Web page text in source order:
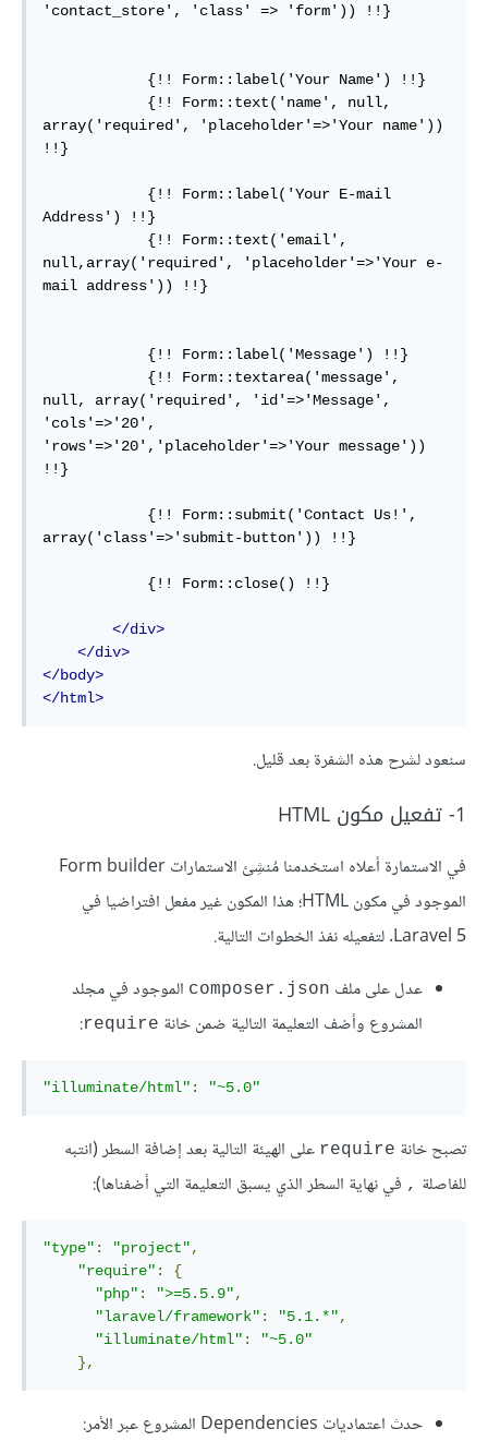
'contact_store', 'class' => 'form')) !!}
array('required', 'placeholder'=>'Your name'))
!!}
Address') !!}
null,array('required', 'placeholder'=>'Your e-
mail address')) !!}
null, array('required', 'id'=>'Message',
'cols'=>'20',
'rows'=>'20','placeholder'=>'Your message'))
!!}
array('class'=>'submit-button')) !!}
</div>
</div>
</body>
</html>
سنعود لشرح هذه الشفرة بعد قليل.
1- تفعيل مكون HTML
في الاستمارة أعلاه استخدمنا مُنشِئ الاستمارات Form builder
الموجود في مكون HTML؛ هذا المكون غير مفعل افتراضيا في
Laravel 5. لتفعيله نفذ الخطوات التالية.
عدل على ملف composer.json الموجود في مجلد
المشروع وأضف التعليمة التالية ضمن خانة require
:
"illuminate/html" : "~5.0"
تصبح خانة require على الهيئة التالية بعد إضافة السطر (انتبه
للفاصلة , في نهاية السطر الذي يسبق التعليمة التي أضفناها):
"type" : "project",
"require" :
{
"php" : ">=5.5.9",
"laravel/framework" : "5.1.*",
"illuminate/html" :
"~5.0"
},
حدث اعتماديات Dependencies المشروع عبر الأمر: